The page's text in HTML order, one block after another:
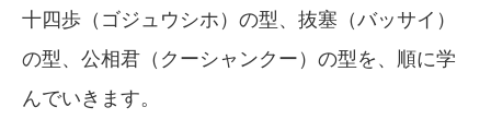
十四歩（ゴジュウシホ）の型、抜塞（バッサイ）
の型、公相君（クーシャンクー）の型を、順に学
んでいきます。